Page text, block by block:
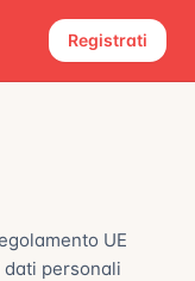
Registrati
UE
dati personali